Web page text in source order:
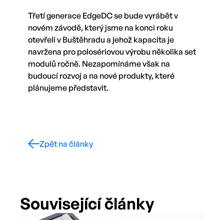
Třetí generace EdgeDC se bude vyrábět v
novém závodě, který jsme na konci roku
otevřeli v Buštěhradu a jehož kapacita je
navržena pro polosériovou výrobu několika set
modulů ročně. Nezapomínáme však na
budoucí rozvoj a na nové produkty, které
plánujeme představit.
Zpět na články
Související články